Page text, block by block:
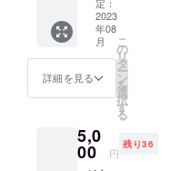
思います。
そのための
手段とし
て、『星の
王子さま』
サン=テグ
ジュペリ専
※アン
ケート
結果は
訪問先
を決め
る際に
きます
が、出
店場所
報、
『星の
王子さ
ま』や
サン=テ
グジュ
どを随
時メー
ルさせ
本】 開
けるま
で、ど
の出版
社／翻
訳者の
『星の
ま』の
本が
入って
2023
年08
月
詳細を見る
こ
の
リ
タ
ー
ン
を
選
択
す
る
5,0
00 円
残り36